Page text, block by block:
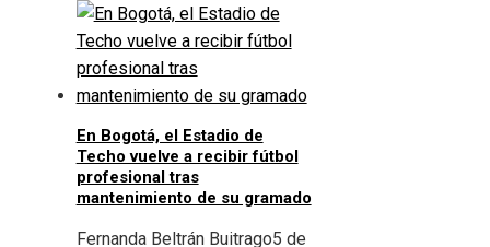
En Bogotá, el Estadio de
Techo vuelve a recibir fútbol
profesional tras
mantenimiento de su gramado
Fernanda Beltrán Buitrago5 de